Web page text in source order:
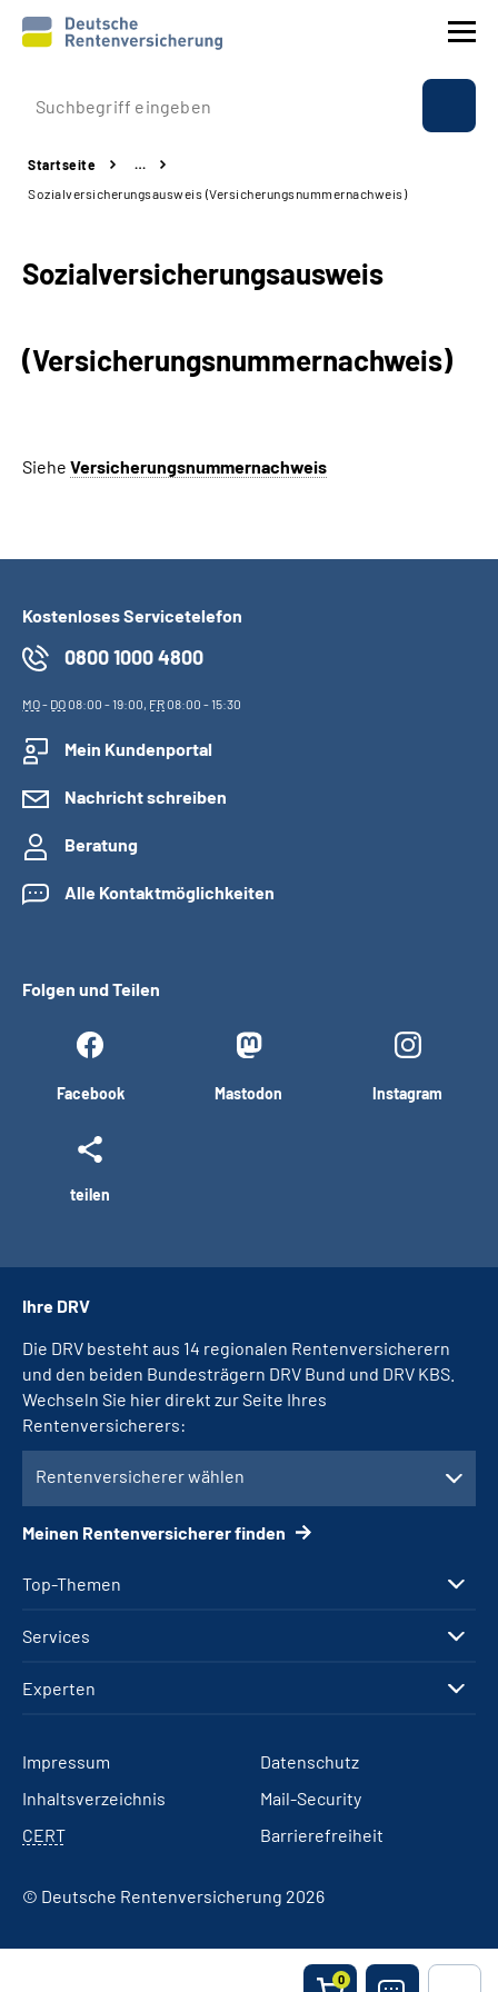
Prävention
Reha
Experten
Language
Inhalte in Gebärdensprache (DGS)
Startseite
…
Sozialversicherungsausweis (Versicherungsnummernachweis)
Sozialversicherungsausweis
(Versicherungsnummernachweis)
Siehe Versicherungsnummernachweis
0
Kostenloses Servicetelefon
0800 1000 4800
MO- DO08:00 - 19:00, FR08:00 - 15:30
Mein Kundenportal
Nachricht schreiben
Beratung
Alle Kontaktmöglichkeiten
Folgen und Teilen
Facebook Mastodon Instagram
teilen
Top-Themen
Services
Experten
Ihre DRV
Die DRV besteht aus 14 regionalen Rentenversicherern
und den beiden Bundesträgern DRV Bund und DRV KBS.
Wechseln Sie hier direkt zur Seite Ihres
Rentenversicherers:
Rentenversicherer wählen
Meinen Rentenversicherer finden
Impressum
Datenschutz
Inhaltsverzeichnis
Mail-Security
CERT
Barrierefreiheit
© Deutsche Rentenversicherung 2026